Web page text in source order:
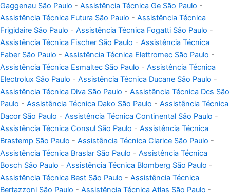
Gaggenau São Paulo - Assistência Técnica Ge São Paulo -
Assistência Técnica Futura São Paulo - Assistência Técnica
Frigidaire São Paulo - Assistência Técnica Fogatti São Paulo -
Assistência Técnica Fischer São Paulo - Assistência Técnica
Faber São Paulo - Assistência Técnica Elettromec São Paulo -
Assistência Técnica Esmaltec São Paulo - Assistência Técnica
Electrolux São Paulo - Assistência Técnica Ducane São Paulo -
Assistência Técnica Diva São Paulo - Assistência Técnica Dcs São
Paulo - Assistência Técnica Dako São Paulo - Assistência Técnica
Dacor São Paulo - Assistência Técnica Continental São Paulo -
Assistência Técnica Consul São Paulo - Assistência Técnica
Brastemp São Paulo - Assistência Técnica Clarice São Paulo -
Assistência Técnica Braslar São Paulo - Assistência Técnica
Bosch São Paulo - Assistência Técnica Blomberg São Paulo -
Assistência Técnica Best São Paulo - Assistência Técnica
Bertazzoni São Paulo - Assistência Técnica Atlas São Paulo -